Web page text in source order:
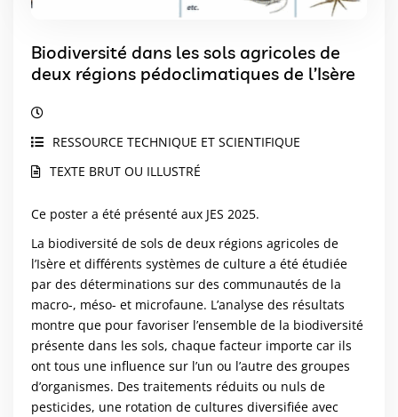
Biodiversité dans les sols agricoles de
deux régions pédoclimatiques de l’Isère
RESSOURCE TECHNIQUE ET SCIENTIFIQUE
TEXTE BRUT OU ILLUSTRÉ
Ce poster a été présenté aux JES 2025.
La biodiversité de sols de deux régions agricoles de
l’Isère et différents systèmes de culture a été étudiée
par des déterminations sur des communautés de la
macro-, méso- et microfaune. L’analyse des résultats
montre que pour favoriser l’ensemble de la biodiversité
présente dans les sols, chaque facteur importe car ils
ont tous une influence sur l’un ou l’autre des groupes
d’organismes. Des traitements réduits ou nuls de
pesticides, une rotation de cultures diversifiée avec